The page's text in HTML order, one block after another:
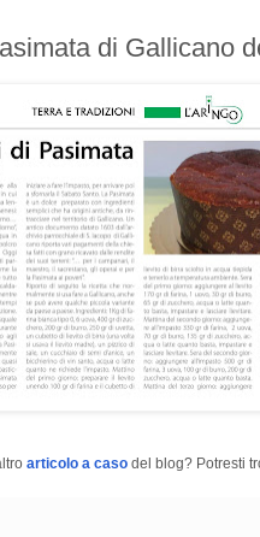
di Gallicano
articolo a caso del blog? Potresti